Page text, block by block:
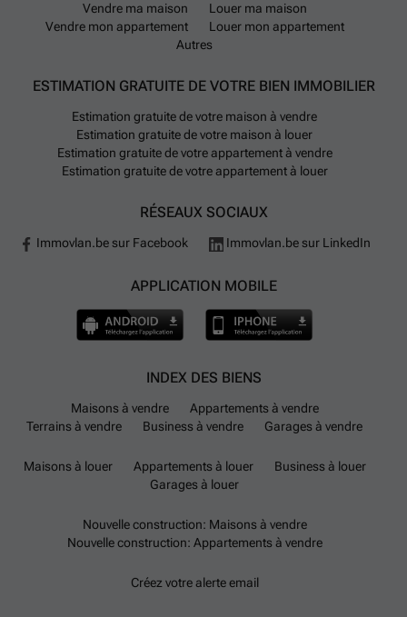
Vendre ma maison
Louer ma maison
Vendre mon appartement
Louer mon appartement
Autres
ESTIMATION GRATUITE DE VOTRE BIEN IMMOBILIER
Estimation gratuite de votre maison à vendre
Estimation gratuite de votre maison à louer
Estimation gratuite de votre appartement à vendre
Estimation gratuite de votre appartement à louer
RÉSEAUX SOCIAUX
Immovlan.be sur Facebook Immovlan.be sur LinkedIn
APPLICATION MOBILE
INDEX DES BIENS
Maisons à vendre
Appartements à vendre
Terrains à vendre
Business à vendre Garages à vendre
Maisons à louer Appartements à louer
Business à louer
Garages à louer
Nouvelle construction: Maisons à vendre
Nouvelle construction: Appartements à vendre
Créez votre alerte email